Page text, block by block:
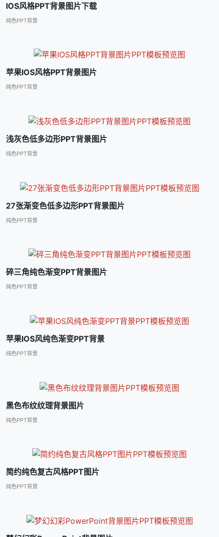
IOS风格PPT背景图片下载
纯色PPT背景
苹果IOS风格PPT背景图片
纯色PPT背景
浅灰色低多边形PPT背景图片
纯色PPT背景
27张渐变色低多边形PPT背景图片
纯色PPT背景
碎三角纯色渐变PPT背景图片
纯色PPT背景
苹果IOS风纯色渐变PPT背景
纯色PPT背景
黑色布纹纹理背景图片
纯色PPT背景
简约纯色复古风格PPT图片
纯色PPT背景